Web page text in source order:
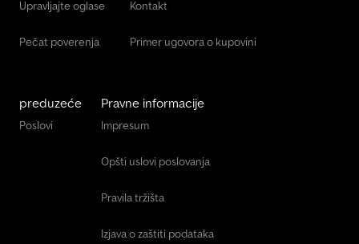
Upravljajte oglase
Pečat poverenja
Kontakt
Primer ugovora o kupovini
preduzeće
Poslovi
Pravne informacije
Impresum
Opšti uslovi poslovanja
Pravila tržišta
Izjava o zaštiti podataka